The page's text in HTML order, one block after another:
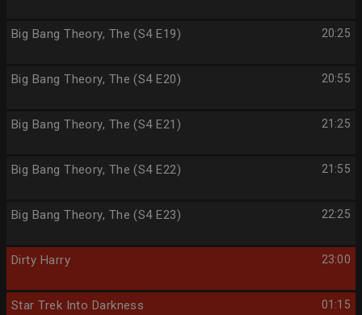
20:25
Big Bang Theory, The (S4 E19)
20:55
Big Bang Theory, The (S4 E20)
21:25
Big Bang Theory, The (S4 E21)
21:55
Big Bang Theory, The (S4 E22)
22:25
Big Bang Theory, The (S4 E23)
23:00
Dirty Harry
01:15
Star Trek Into Darkness